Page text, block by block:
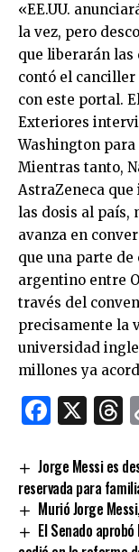
«EE.UU.
la vez, pero
que liberarán las
contó el
con este portal.
Exteriores
Washington
Mientras tanto,
AstraZeneca
las dosis al país,
avanza en
que una parte de
argentino entre
través del
precisamente la
universidad
millones ya
X
Jorge Messi es
reservada para
Murió Jorge
El Senado